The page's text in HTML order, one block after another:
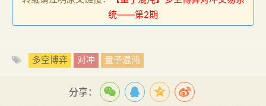
统——第2期
多空博弈 对冲 量子混沌
分享：